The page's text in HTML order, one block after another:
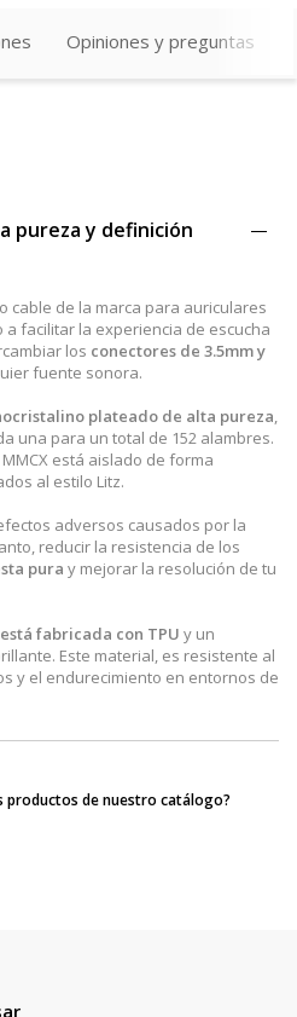
Opiniones y preguntas
pureza y definición
cable de la marca para auriculares
a facilitar la experiencia de escucha
los conectores de 3.5mm y
fuente sonora.
plateado de alta pureza,
una para un total de 152 alambres.
está aislado de forma
al estilo Litz.
adversos causados por la
reducir la resistencia de los
pura y mejorar la resolución de tu
fabricada con TPU y un
Este material, es resistente al
y el endurecimiento en entornos de
productos de nuestro catálogo?